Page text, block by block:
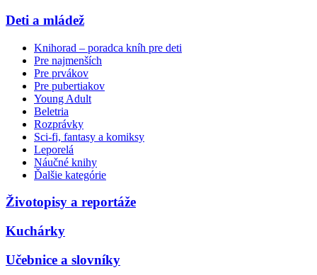
Deti a mládež
Knihorad – poradca kníh pre deti
Pre najmenších
Pre prvákov
Pre pubertiakov
Young Adult
Beletria
Rozprávky
Sci-fi, fantasy a komiksy
Leporelá
Náučné knihy
Ďalšie kategórie
Životopisy a reportáže
Kuchárky
Učebnice a slovníky